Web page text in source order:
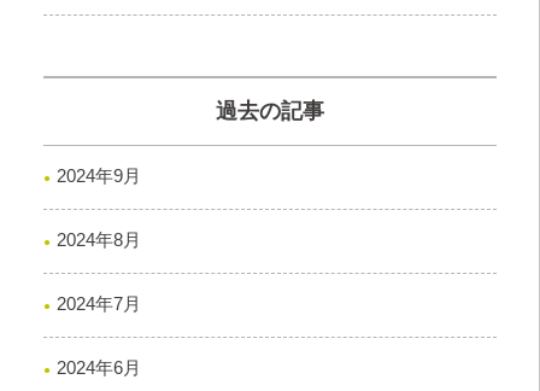
過去の記事
2024年9月
2024年8月
2024年7月
2024年6月